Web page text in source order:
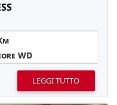
WD
LEGGI TUTTO